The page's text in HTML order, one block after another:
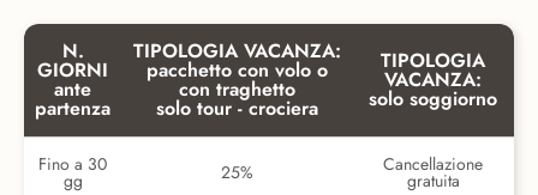
N.
GIORNI
ante
partenza
TIPOLOGIA VACANZA:
pacchetto con volo o
con traghetto
solo tour - crociera
TIPOLOGIA
VACANZA:
solo soggiorno
Fino a 30
gg 25% Cancellazione
gratuita